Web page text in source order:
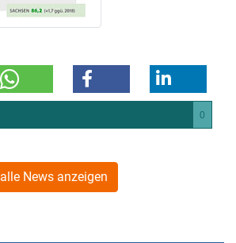
0
alle News anzeigen